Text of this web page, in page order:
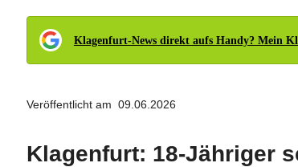
Klagenfurt-News direkt aufs Handy? Mein
Veröffentlicht am 09.06.2026
Klagenfurt: 18-Jähriger